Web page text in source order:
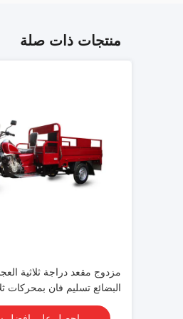
منتجات ذات صلة
مزدوج مقعد دراجة ثلاثية
البضائع تسليم فان بمحركات